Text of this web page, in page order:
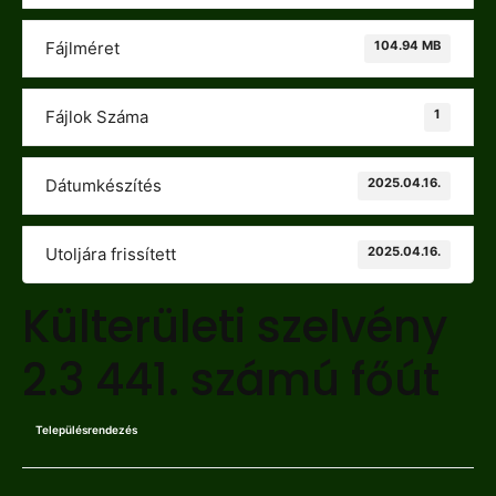
Fájlméret 104.94 MB
Fájlok Száma 1
Dátumkészítés 2025.04.16.
Utoljára frissített 2025.04.16.
Külterületi szelvény
2.3 441. számú főút
Településrendezés